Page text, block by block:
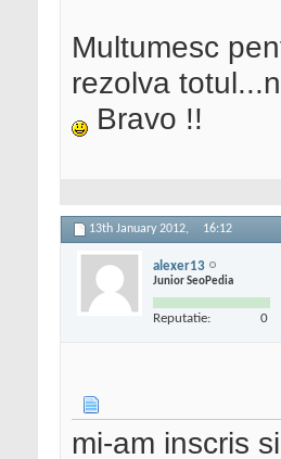
Multumesc
rezolva
Bravo !!
13th January 2012, 16:12
alexer13
Junior SeoPedia
Reputatie: 0
mi-am inscris